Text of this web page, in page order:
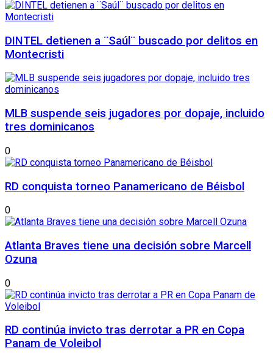
DINTEL detienen a ¨Saúl¨ buscado por delitos en
Montecristi
MLB suspende seis jugadores por dopaje, incluido
tres dominicanos
0
RD conquista torneo Panamericano de Béisbol
0
Atlanta Braves tiene una decisión sobre Marcell
Ozuna
0
RD continúa invicto tras derrotar a PR en Copa
Panam de Voleibol